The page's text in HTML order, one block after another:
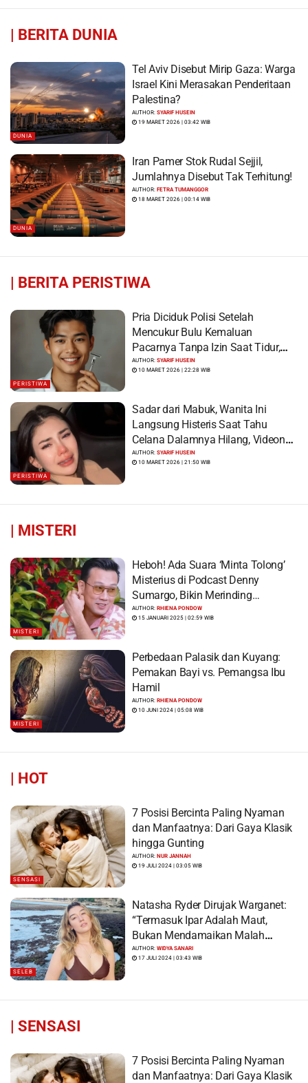
| BERITA DUNIA
DUNIA
Tel Aviv Disebut Mirip Gaza: Warga
Israel Kini Merasakan Penderitaan
Palestina?
AUTHOR:SYARIF HUSEIN
19 MARET 2026 | 03:42 WIB
DUNIA
Iran Pamer Stok Rudal Sejjil,
Jumlahnya Disebut Tak Terhitung!
AUTHOR:FETRA TUMANGGOR
18 MARET 2026 | 00:14 WIB
| BERITA PERISTIWA
PERISTIWA
Pria Diciduk Polisi Setelah
Mencukur Bulu Kemaluan
Pacarnya Tanpa Izin Saat Tidur,
Korban Syok Saat Terbangun
AUTHOR:SYARIF HUSEIN
10 MARET 2026 | 22:28 WIB
PERISTIWA
Sadar dari Mabuk, Wanita Ini
Langsung Histeris Saat Tahu
Celana Dalamnya Hilang, Videonya
Viral
AUTHOR:SYARIF HUSEIN
10 MARET 2026 | 21:50 WIB
| MISTERI
MISTERI
Heboh! Ada Suara ‘Minta Tolong’
Misterius di Podcast Denny
Sumargo, Bikin Merinding…
AUTHOR:RHIENA PONDOW
15 JANUARI 2025 | 02:59 WIB
MISTERI
Perbedaan Palasik dan Kuyang:
Pemakan Bayi vs. Pemangsa Ibu
Hamil
AUTHOR:RHIENA PONDOW
10 JUNI 2024 | 05:08 WIB
| HOT
SENSASI
7 Posisi Bercinta Paling Nyaman
dan Manfaatnya: Dari Gaya Klasik
hingga Gunting
AUTHOR:NUR JANNAH
19 JULI 2024 | 03:05 WIB
SELEB
Natasha Ryder Dirujak Warganet:
“Termasuk Ipar Adalah Maut,
Bukan Mendamaikan Malah
Menyiram Bensin”
AUTHOR:WIDYA SANARI
17 JULI 2024 | 03:43 WIB
| SENSASI
7 Posisi Bercinta Paling Nyaman
dan Manfaatnya: Dari Gaya Klasik